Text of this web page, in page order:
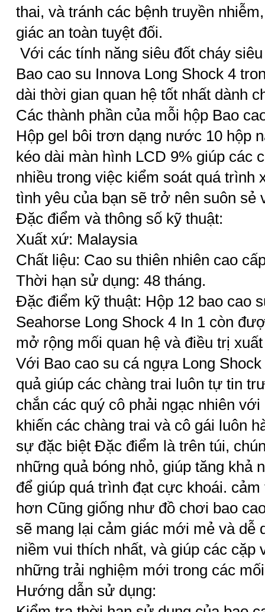
thai, và tránh các bệnh truyền
giác an toàn tuyệt đối.
Với các tính năng siêu đốt cháy
Bao cao su Innova Long Shock 4
dài thời gian quan hệ tốt nhất dành
Các thành phần của mỗi hộp Bao
Hộp gel bôi trơn dạng nước 10 hộp
kéo dài màn hình LCD 9% giúp các
nhiều trong việc kiểm soát quá trình
tình yêu của bạn sẽ trở nên suôn sẻ
Đặc điểm và thông số kỹ thuật:
Xuất xứ: Malaysia
Chất liệu: Cao su thiên nhiên cao
Thời hạn sử dụng: 48 tháng.
Đặc điểm kỹ thuật: Hộp 12 bao cao
Seahorse Long Shock 4 In 1 còn
mở rộng mối quan hệ và điều trị
Với Bao cao su cá ngựa Long
quả giúp các chàng trai luôn tự tin
chắn các quý cô phải ngạc nhiên
khiến các chàng trai và cô gái luôn
sự đặc biệt Đặc điểm là trên túi,
những quả bóng nhỏ, giúp tăng khả
để giúp quá trình đạt cực khoái.
hơn Cũng giống như đồ chơi bao
sẽ mang lại cảm giác mới mẻ và dễ
niềm vui thích nhất, và giúp các cặp
những trải nghiệm mới trong các
Hướng dẫn sử dụng: